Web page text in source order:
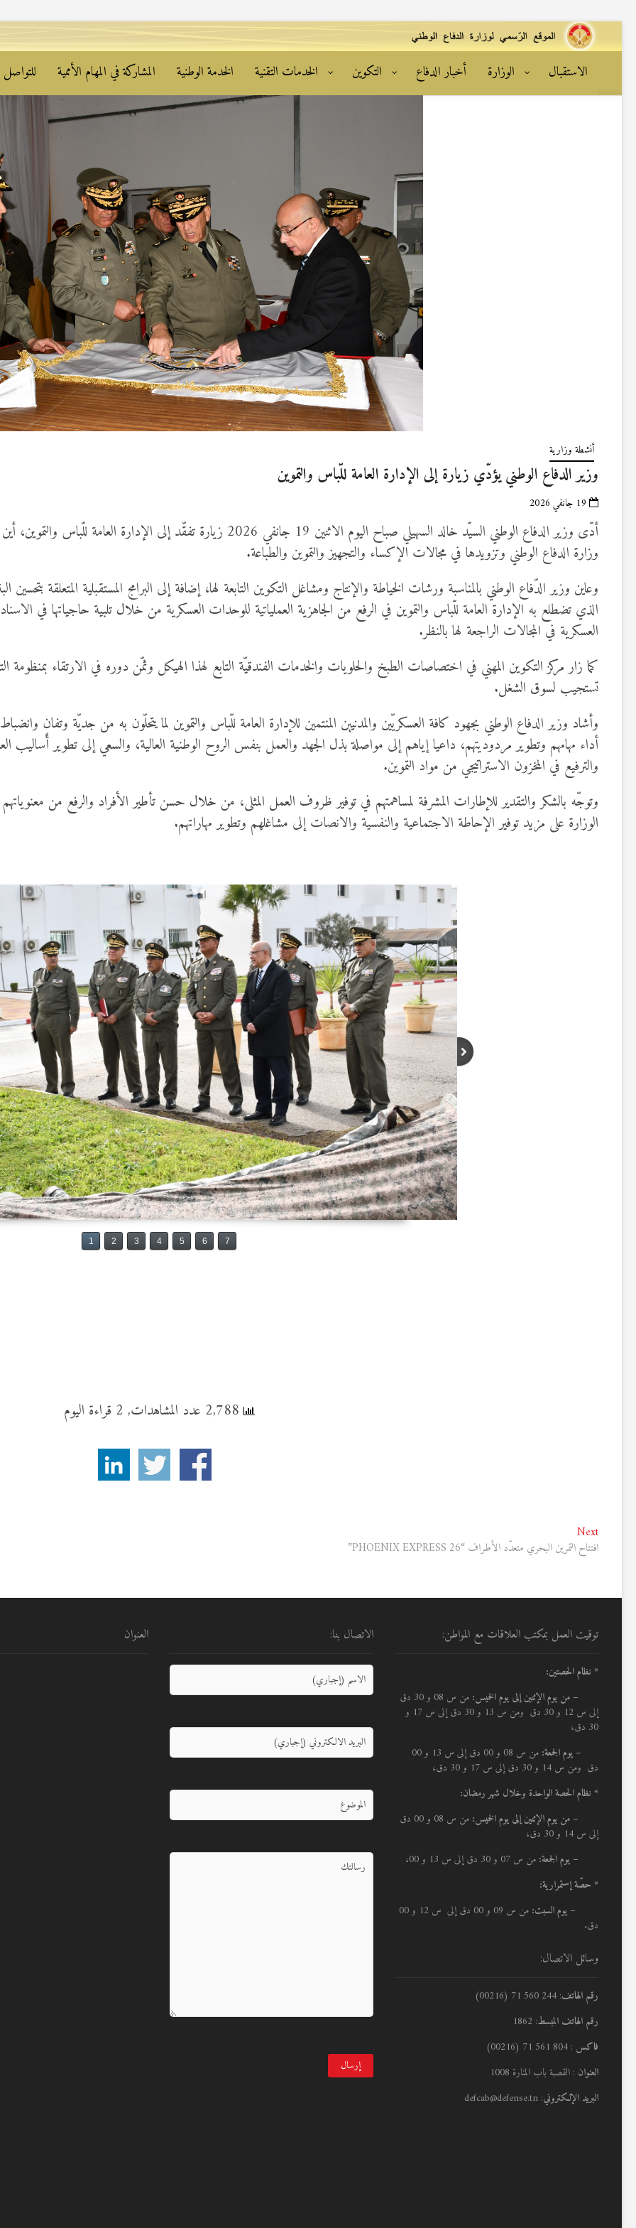
الاستقبال الوزارة أخبار الدفاع التكوين الخدمات التقنية الخدمة الوطنية المشاركة في المهام الأممية للتواصل
أنشطة وزارية
وزير الدفاع الوطني يؤدّي زيارة إلى الإدارة العامة للّباس والتموين
19 جانفي 2026
أدّى وزير الدفاع الوطني السيّد خالد السهيلي صباح اليوم الاثنين 19 جانفي 2026
وزارة الدفاع الوطني وتزويدها في مجالات الإكساء والتجهيز والتموين والطباعة.
وعاين وزير الدّفاع الوطني بالمناسبة ورشات الخياطة والإنتاج ومشاغل التكوين التابعة لها، إضافة إلى البرامج المستقبلية المتعلقة
الذي تضطلع به الإدارة العامة للّباس والتموين في الرفع من الجاهزية العملياتية للوحدات العسكرية من خلال تلبية حاجياتها في الاسناد
العسكرية في المجالات الراجعة لها بالنظر.
كما زار مركز التكوين المهني في اختصاصات الطبخ والحلويات والخدمات الفندقيّة التابع لهذا الهيكل وثمّن دوره في الارتقاء
تستجيب لسوق الشغل.
وأشاد وزير الدفاع الوطني بجهود كافة العسكريّين والمدنيين المنتمين للإدارة العامة للّباس والتموين لما يتحلّون به من جديّة وتفانٍ
أداء مهامهم وتطوير مردوديتهم، داعيا إياهم إلى مواصلة بذل الجهد والعمل بنفس الروح الوطنية العالية، والسعي إلى تطوير
والترفيع في المخزون الاستراتيجي من مواد التموين.
وتوجّه بالشكر والتقدير للإطارات المشرفة لمساهمتهم في توفير ظروف العمل المثلى، من خلال حسن تأطير الأفراد والرفع من
الوزارة على مزيد توفير الإحاطة الاجتماعية والنفسية والانصات إلى مشاغلهم وتطوير مهاراتهم.
1 2 3 4 5 6 7
تصفّح
المقالات
Next
Next
post:
افتتاح التمرين البحري متعدّد الأطراف “PHOENIX EXPRESS 26”
توقيت العمل بمكتب العلاقات مع المواطن:
* نظام الحصتين:
– من يوم الإثنين إلى يوم الخميس:
من س 08 و 30 دق
إلى س 12 و 30 دق ومن س 13 و 30 دق إلى س 17 و
30 دق،
– يوم الجمعة:
من س 08 و 00 دق إلى س 13 و 00
دق ومن س 14 و 30 دق إلى س 17 و 30 دق،
* نظام الحصة الواحدة وخلال شهر رمضان:
– من يوم الإثنين إلى يوم الخميس:
من س 08 و 00 دق
إلى س 14 و 30 دق،
– يوم الجمعة: من س 07 و 30 دق إلى س 13 و 00،
* حصّة إستمرارية:
– يوم السبت:
من س 09 و 00 دق إلى س 12 و 00
دق.
وسائل الاتصال:
رقم الهاتف: 244 560 71 (00216)
رقم الهاتف المبسط: 1862
فاكس : 804 561 71 (00216)
العنوان : القصبة باب المنارة 1008
البريد الإلكتروني: defcab@defense.tn
الاتصال بنا: العنوان